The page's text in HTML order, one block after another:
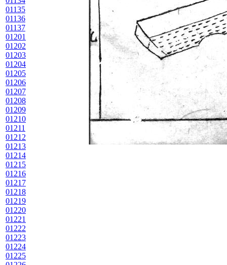
01135
01136
01137
01201
01202
01203
01204
01205
01206
01207
01208
01209
01210
01211
01212
01213
01214
01215
01216
01217
01218
01219
01220
01221
01222
01223
01224
01225